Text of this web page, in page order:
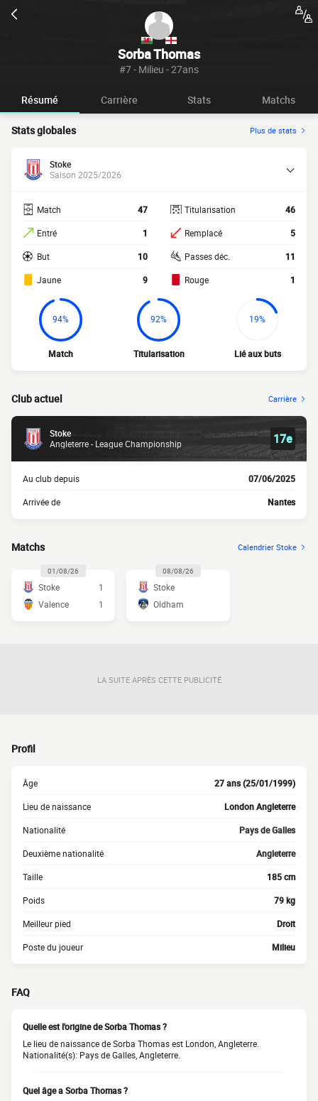
Sorba Thomas
#7 - Milieu - 27ans
Résumé Carrière Stats Matchs
Stats globales Plus de stats
Stoke
Saison 2025/2026
Match 47
Entré 1
But 10
Jaune 9
Titularisation 46
Remplacé 5
Passes déc. 11
Rouge 1
94%
Match
92%
Titularisation
19%
Lié aux buts
Club actuel Carrière
Stoke
Angleterre - League Championship
17e
Au club depuis 07/06/2025
Arrivée de Nantes
Matchs Calendrier Stoke
01/08/26
Stoke
1
Valence
1
08/08/26
Stoke
Oldham
LA SUITE APRÈS CETTE PUBLICITÉ
Profil
Âge 27 ans (25/01/1999)
Lieu de naissance London Angleterre
Nationalité Pays de Galles
Deuxième nationalité Angleterre
Taille 185 cm
Poids 79 kg
Meilleur pied Droit
Poste du joueur Milieu
FAQ
Quelle est l'origine de Sorba Thomas ?
Le lieu de naissance de Sorba Thomas est London, Angleterre.
Nationalité(s): Pays de Galles, Angleterre.
Quel âge a Sorba Thomas ?